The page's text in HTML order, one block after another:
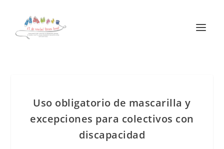
Uso obligatorio de mascarilla y
excepciones para colectivos con
discapacidad